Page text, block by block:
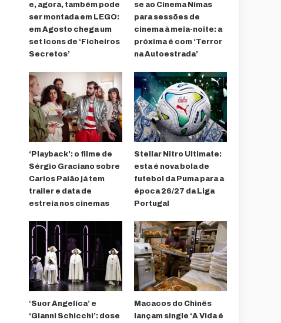
e, agora, também pode
ser montada em LEGO:
em Agosto chega um
set Icons de ‘Ficheiros
Secretos’
se ao Cinema Nimas
para sessões de
cinema à meia-noite: a
próxima é com ‘Terror
na Autoestrada’
‘Playback’: o filme de
Sérgio Graciano sobre
Carlos Paião já tem
trailer e data de
estreia nos cinemas
Stellar Nitro Ultimate:
esta é nova bola de
futebol da Puma para a
época 26/27 da Liga
Portugal
‘Suor Angelica’ e
‘Gianni Schicchi’: dose
Macacos do Chinês
lançam single ‘A Vida é